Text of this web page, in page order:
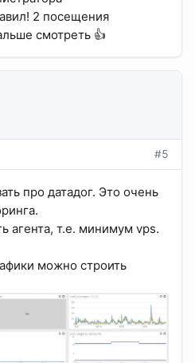
2 посещения
смотреть 👍
#5
про датадог. Это очень
агента, т.е. минимум vps.
можно строить